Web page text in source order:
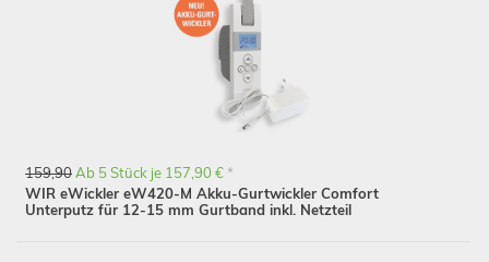
WIR eWickler eW420-M Akku-Gurtwickler Comfort
Unterputz für 12-15 mm Gurtband inkl. Netzteil
159,90Ab 5 Stück je 157,90 € *